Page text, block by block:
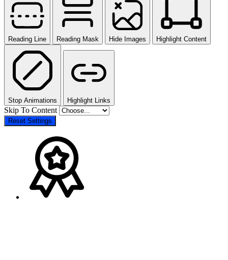
Reading Line Reading Mask Hide Images Highlight Content
Stop Animations Highlight Links
Skip To Content
Reset Settings